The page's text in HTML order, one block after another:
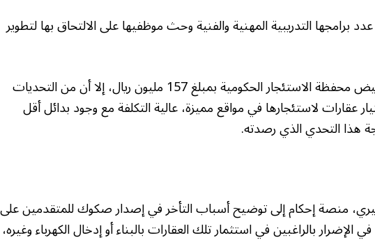
برامجها التدريبية المهنية والفنية وحث موظفيها على الالتحاق بها لتطوير
موضحاً أن الهيئة نجحت في تخفيض محفظة الاستئجار الحكومية بمبلغ 157 مليون ريال، إلا أن من التحديات
عقارات لاستئجارها في مواقع مميزة، عالية التكلفة مع وجود بدائل أقل
هذا التحدي الذي رصدته.
منصة إحكام إلى توضيح أسباب التأخر في إصدار صكوك للمتقدمين على
بالراغبين في استثمار تلك العقارات بالبناء أو إدخال الكهرباء وغيره،